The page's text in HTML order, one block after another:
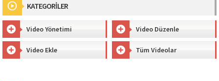
KATEGORİLER
Video Yönetimi Video Düzenle
Video Ekle Tüm Videolar